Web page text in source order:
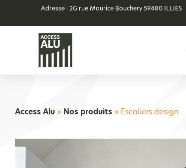
Adresse : 2G rue Maurice Bouchery 59480 ILLIES
Access Alu » Nos produits » Escaliers design